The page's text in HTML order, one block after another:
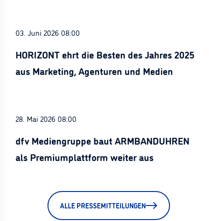
03. Juni 2026 08:00
HORIZONT ehrt die Besten des Jahres 2025
aus Marketing, Agenturen und Medien
28. Mai 2026 08:00
dfv Mediengruppe baut ARMBANDUHREN
als Premiumplattform weiter aus
ALLE PRESSEMITTEILUNGEN